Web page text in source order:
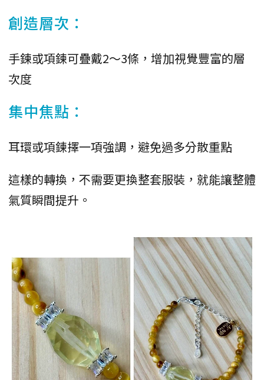
創造層次：
手鍊或項鍊可疊戴2～3條，增加視覺豐富的層
次度
集中焦點：
耳環或項鍊擇一項強調，避免過多分散重點
這樣的轉換，不需要更換整套服裝，就能讓整體
氣質瞬間提升。